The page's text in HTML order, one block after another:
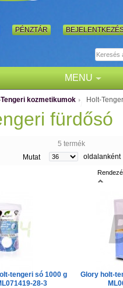
PÉNZTÁR
MENU
kozmetikumok Holt-
fürdősó
5 termék
Mutat
oldalanként
tengeri só 1000 g
28-3
Glory holt-